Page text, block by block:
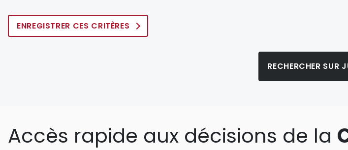
ENREGISTRER CES CRITÈRES
Accès rapide aux décisions de la